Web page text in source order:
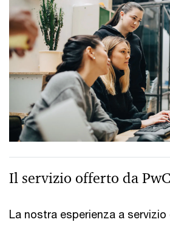
Il servizio offerto da PwC
La nostra esperienza a servizio